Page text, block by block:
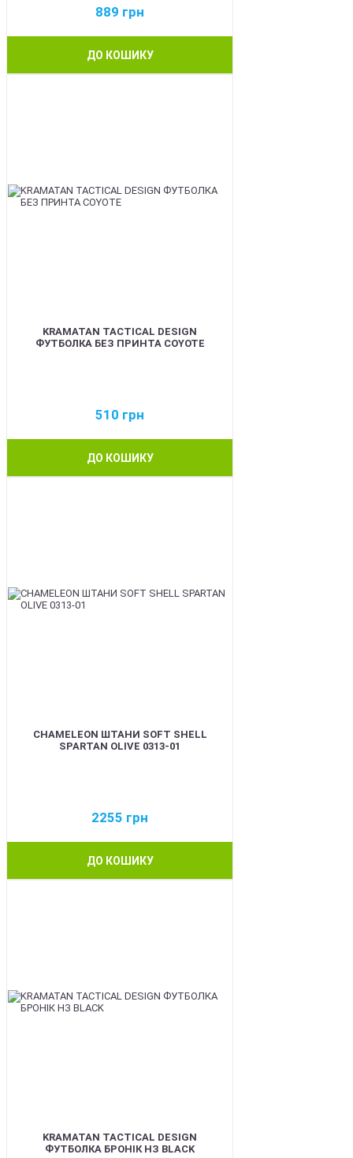
889 грн
ДО КОШИКУ
KRAMATAN TACTICAL DESIGN
ФУТБОЛКА БЕЗ ПРИНТА COYOTE
510 грн
ДО КОШИКУ
CHAMELEON ШТАНИ SOFT SHELL
SPARTAN OLIVE 0313-01
2255 грн
ДО КОШИКУ
KRAMATAN TACTICAL DESIGN
ФУТБОЛКА БРОНІК НЗ BLACK